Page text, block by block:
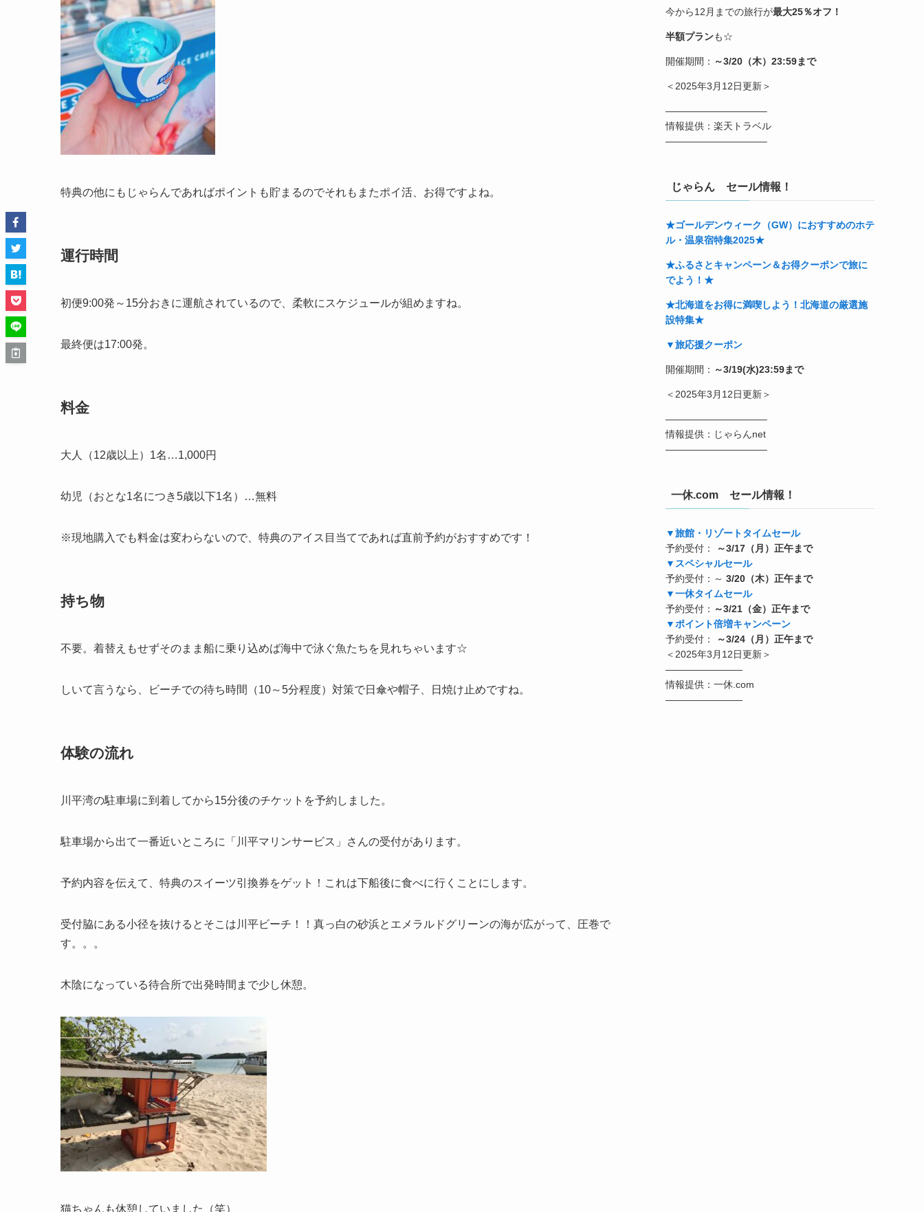
特典の他にもじゃらんであればポイントも貯まるのでそれもまたポイ活、お得ですよね。
運行時間
初便9:00発～15分おきに運航されているので、柔軟にスケジュールが組めますね。
最終便は17:00発。
料金
大人（12歳以上）1名…1,000円
幼児（おとな1名につき5歳以下1名）…無料
※現地購入でも料金は変わらないので、特典のアイス目当てであれば直前予約がおすすめです！
持ち物
不要。着替えもせずそのまま船に乗り込めば海中で泳ぐ魚たちを見れちゃいます☆
しいて言うなら、ビーチでの待ち時間（10～5分程度）対策で日傘や帽子、日焼け止めですね。
体験の流れ
川平湾の駐車場に到着してから15分後のチケットを予約しました。
駐車場から出て一番近いところに「川平マリンサービス」さんの受付があります。
予約内容を伝えて、特典のスイーツ引換券をゲット！これは下船後に食べに行くことにします。
受付脇にある小径を抜けるとそこは川平ビーチ！！真っ白の砂浜とエメラルドグリーンの海が広がって、圧巻で
す。。。
木陰になっている待合所で出発時間まで少し休憩。
猫ちゃんも休憩していました（笑）
今から12月までの旅行が最大25％オフ！
半額プランも☆
開催期間： ～3/20（木）23:59まで
＜2025年3月12日更新＞
——————————–
情報提供：楽天トラベル
——————————–
じゃらん セール情報！
★ゴールデンウィーク（GW）におすすめのホテ
ル・温泉宿特集2025★
★ふるさとキャンペーン＆お得クーポンで旅に
でよう！★
★北海道をお得に満喫しよう！北海道の厳選施
設特集★
▼旅応援クーポン
開催期間： ～3/19(水)23:59まで
＜2025年3月12日更新＞
——————————–
情報提供：じゃらんnet
——————————–
一休.com セール情報！
▼旅館・リゾートタイムセール
予約受付：
～3/17（月）正午まで
▼スペシャルセール
予約受付：～ 3/20（木）正午まで
▼一休タイムセール
予約受付： ～3/21（金）正午まで
▼ポイント倍増キャンペーン
予約受付：
～3/24（月）正午まで
＜2025年3月12日更新＞
————————
情報提供：一休.com
————————